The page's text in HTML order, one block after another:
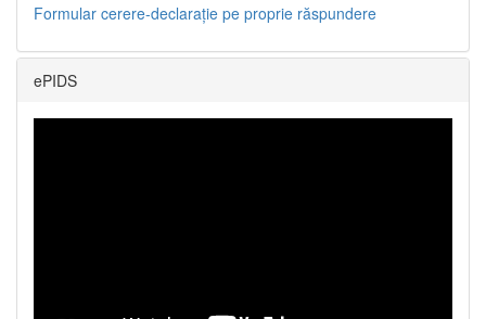
Formular cerere-declarație pe proprie răspundere
ePIDS